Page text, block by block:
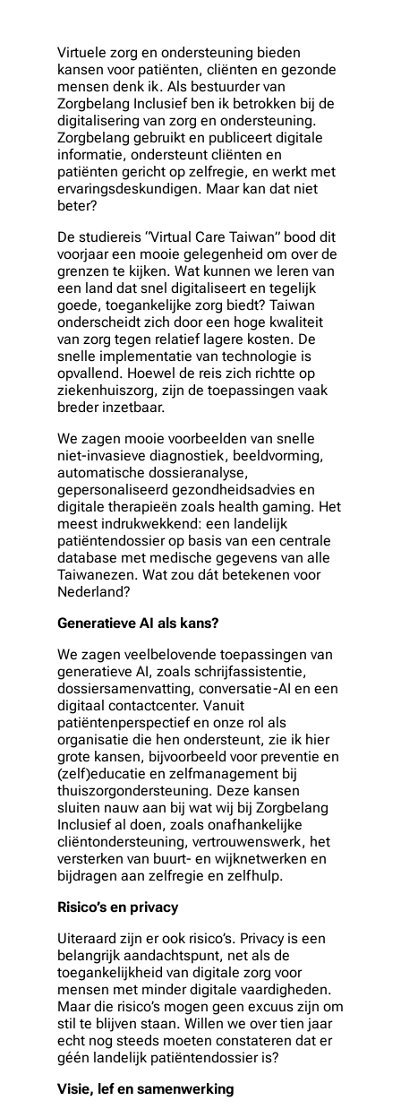
Virtuele zorg en ondersteuning bieden
kansen voor patiënten, cliënten en gezonde
mensen denk ik. Als bestuurder van
Zorgbelang Inclusief ben ik betrokken bij de
digitalisering van zorg en ondersteuning.
Zorgbelang gebruikt en publiceert digitale
informatie, ondersteunt cliënten en
patiënten gericht op zelfregie, en werkt met
ervaringsdeskundigen. Maar kan dat niet
beter?
De studiereis “Virtual Care Taiwan” bood dit
voorjaar een mooie gelegenheid om over de
grenzen te kijken. Wat kunnen we leren van
een land dat snel digitaliseert en tegelijk
goede, toegankelijke zorg biedt? Taiwan
onderscheidt zich door een hoge kwaliteit
van zorg tegen relatief lagere kosten. De
snelle implementatie van technologie is
opvallend. Hoewel de reis zich richtte op
ziekenhuiszorg, zijn de toepassingen vaak
breder inzetbaar.
We zagen mooie voorbeelden van snelle
niet-invasieve diagnostiek, beeldvorming,
automatische dossieranalyse,
gepersonaliseerd gezondheidsadvies en
digitale therapieën zoals health gaming. Het
meest indrukwekkend: een landelijk
patiëntendossier op basis van een centrale
database met medische gegevens van alle
Taiwanezen. Wat zou dát betekenen voor
Nederland?
Generatieve AI als kans?
We zagen veelbelovende toepassingen van
generatieve AI, zoals schrijfassistentie,
dossiersamenvatting, conversatie-AI en een
digitaal contactcenter. Vanuit
patiëntenperspectief en onze rol als
organisatie die hen ondersteunt, zie ik hier
grote kansen, bijvoorbeeld voor preventie en
(zelf)educatie en zelfmanagement bij
thuiszorgondersteuning. Deze kansen
sluiten nauw aan bij wat wij bij Zorgbelang
Inclusief al doen, zoals onafhankelijke
cliëntondersteuning, vertrouwenswerk, het
versterken van buurt- en wijknetwerken en
bijdragen aan zelfregie en zelfhulp.
Risico’s en privacy
Uiteraard zijn er ook risico’s. Privacy is een
belangrijk aandachtspunt, net als de
toegankelijkheid van digitale zorg voor
mensen met minder digitale vaardigheden.
Maar die risico’s mogen geen excuus zijn om
stil te blijven staan. Willen we over tien jaar
echt nog steeds moeten constateren dat er
géén landelijk patiëntendossier is?
Visie, lef en samenwerking